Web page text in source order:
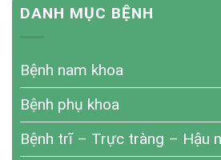
DANH MỤC BỆNH
Bệnh nam khoa
Bệnh phụ khoa
Bệnh trĩ – Trực tràng – Hậu